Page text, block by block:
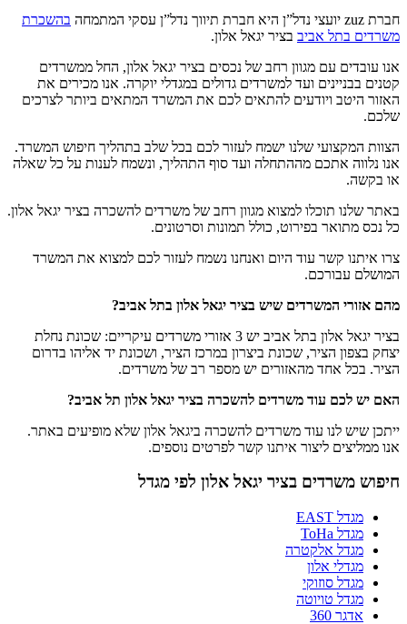
חברת zuz יועצי נדל”ן היא חברת תיווך נדל”ן עסקי המתמחה
בהשכרת
משרדים בתל אביב בציר יגאל אלון.
אנו עובדים עם מגוון רחב של נכסים בציר יגאל אלון, החל ממשרדים
קטנים בבניינים ועד למשרדים גדולים במגדלי יוקרה. אנו מכירים את
האזור היטב ויודעים להתאים לכם את המשרד המתאים ביותר לצרכים
שלכם.
הצוות המקצועי שלנו ישמח לעזור לכם בכל שלב בתהליך חיפוש המשרד.
אנו נלווה אתכם מההתחלה ועד סוף התהליך, ונשמח לענות על כל שאלה
או בקשה.
באתר שלנו תוכלו למצוא מגוון רחב של משרדים להשכרה בציר יגאל אלון.
כל נכס מתואר בפירוט, כולל תמונות וסרטונים.
צרו איתנו קשר עוד היום ואנחנו נשמח לעזור לכם למצוא את המשרד
המושלם עבורכם.
מהם אזורי המשרדים שיש בציר יגאל אלון בתל אביב?
בציר יגאל אלון בתל אביב יש 3 אזורי משרדים עיקריים: שכונת נחלת
יצחק בצפון הציר, שכונת ביצרון במרכז הציר, ושכונת יד אליהו בדרום
הציר. בכל אחד מהאזורים יש מספר רב של משרדים.
האם יש לכם עוד משרדים להשכרה בציר יגאל אלון תל אביב?
ייתכן שיש לנו עוד משרדים להשכרה ביגאל אלון שלא מופיעים באתר.
אנו ממליצים ליצור איתנו קשר לפרטים נוספים.
חיפוש משרדים בציר יגאל אלון לפי מגדל
מגדל EAST
מגדל ToHa
מגדל אלקטרה
מגדלי אלון
מגדל סוזוקי
מגדל טויוטה
אדגר 360